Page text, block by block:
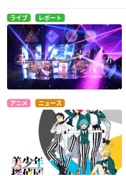
ライブ レポート
アニメ ニュース